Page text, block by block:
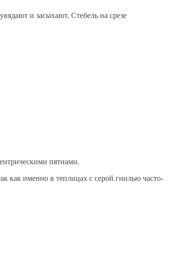
и засыхают. Стебель на срезе
пятнами.
как именно в теплицах с серой гнилью часто-